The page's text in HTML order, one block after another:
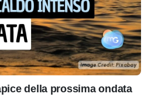
della prossima ondata